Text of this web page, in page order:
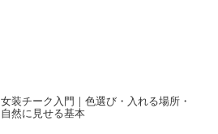
女装チーク入門｜色選び・入れる場所・
自然に見せる基本